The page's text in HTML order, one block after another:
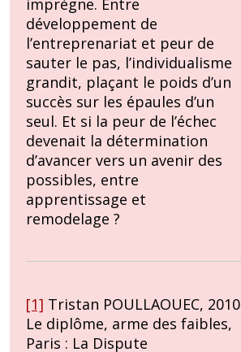
développement de
l’entreprenariat et peur de
sauter le pas, l’individualisme
grandit, plaçant le poids d’un
succès sur les épaules d’un
seul. Et si la peur de l’échec
devenait la détermination
d’avancer vers un avenir des
possibles, entre
apprentissage et
remodelage ?
[1] Tristan POULLAOUEC, 2010
Le diplôme, arme des faibles,
Paris : La Dispute